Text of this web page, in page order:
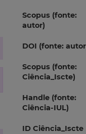
Scopus (fonte:
autor)
DOI (fonte:
Scopus (fonte:
Ciência_Iscte)
Handle (fonte:
Ciência-IUL)
ID Ciência_Iscte